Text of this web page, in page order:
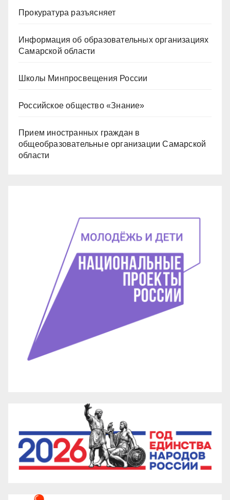
Прокуратура разъясняет
Информация об образовательных организациях
Самарской области
Школы Минпросвещения России
Российское общество «Знание»
Прием иностранных граждан в
общеобразовательные организации Самарской
области